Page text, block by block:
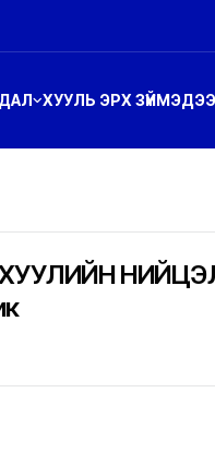
ХУУЛЬ ЭРХ ЗҮЙМЭДЭЭ